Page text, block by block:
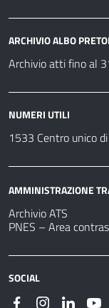
ARCHIVIO ALBO
Archivio atti fino al
NUMERI UTILI
1533 Centro unico
AMMINISTRAZIONE
Archivio ATS
PNES – Area
SOCIAL